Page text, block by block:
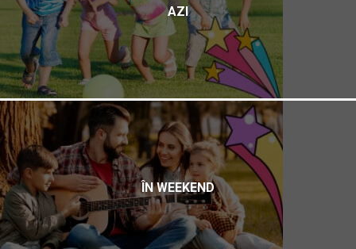
AZI
ÎN WEEKEND